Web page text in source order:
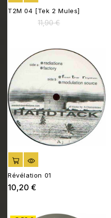
T2M 04 [Tek 2 Mules]
Prix
11,90 €Prix
AJOUTER AU PANIER
Révélation 01
10,20 €